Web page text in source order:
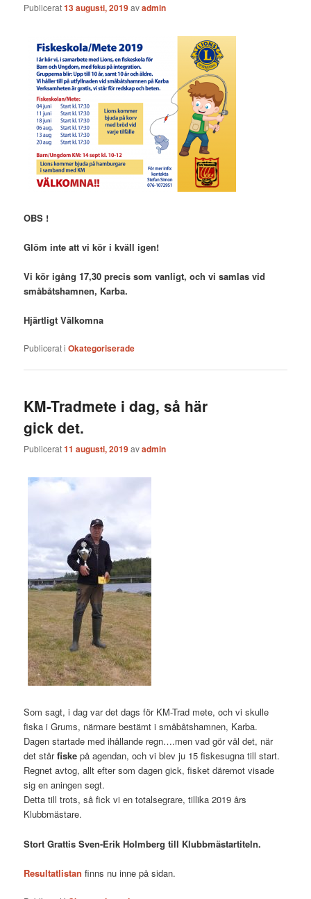
Publicerat13 augusti, 2019avadmin
OBS !
Glöm inte att vi kör i kväll igen!
Vi kör igång 17,30 precis som vanligt, och vi samlas vid
småbåtshamnen, Karba.
Hjärtligt Välkomna
Publicerat i Okategoriserade
KM-Tradmete i dag, så här
gick det.
Publicerat11 augusti, 2019avadmin
Som sagt, i dag var det dags för KM-Trad mete, och vi skulle
fiska i Grums, närmare bestämt i småbåtshamnen, Karba.
Dagen startade med ihållande regn….men vad gör väl det, när
det stårfiske på agendan, och vi blev ju 15 fiskesugna till start.
Regnet avtog, allt efter som dagen gick, fisket däremot visade
sig en aningen segt.
Detta till trots, så fick vi en totalsegrare, tillika 2019 års
Klubbmästare.
Stort Grattis Sven-Erik Holmberg till Klubbmästartiteln.
Resultatlistan finns nu inne på sidan.